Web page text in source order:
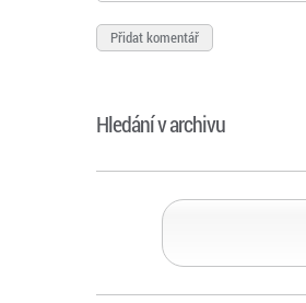
Hledání v archivu